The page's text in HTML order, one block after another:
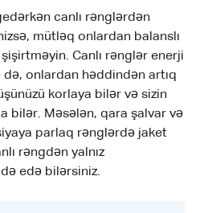
canlı rənglərdən
mütləq onlardan balanslı
Canlı rənglər enerji
onlardan həddindən artıq
korlaya bilər və sizin
bilər. Məsələn, qara şalvar və
parlaq rənglərdə jaket
rəngdən yalnız
edə bilərsiniz.